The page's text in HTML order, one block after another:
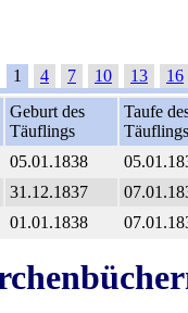
1 4 7 10 13
16
Geburt des
Täuflings
Taufe
Täuflings
05.01.1838
31.12.1837
01.01.1838